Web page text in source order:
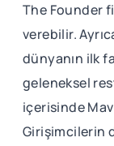
The Founder
verebilir.
dünyanın ilk
geleneksel
içerisinde
Girişimcilerin